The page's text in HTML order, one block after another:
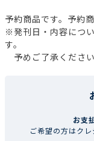
予約商品です。予約
※発刊日・内容につ
す。
予めご了承ください
お支
ご希望の方はク